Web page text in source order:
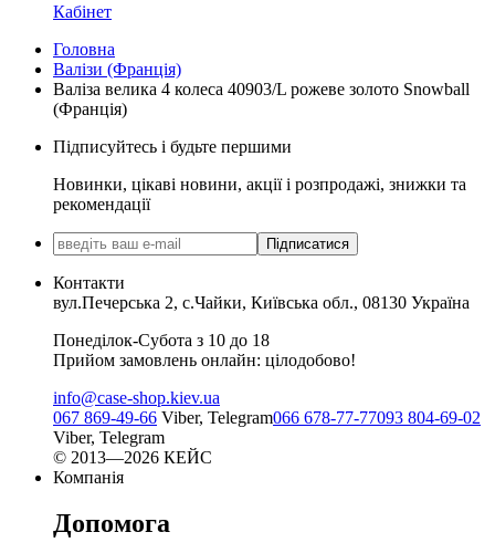
Кабінет
Головна
Валізи (Франція)
Валіза велика 4 колеса 40903/L рожеве золото Snowball
(Франція)
Підписуйтесь і будьте першими
Новинки, цікаві новини, акції і розпродажі, знижки та
рекомендації
Підписатися
Контакти
вул.Печерська 2, с.Чайки, Київська обл., 08130 Україна
Понеділок-Субота з 10 до 18
Прийом замовлень онлайн: цілодобово!
info@case-shop.kiev.ua
067 869-49-66 Viber, Telegram066 678-77-77093 804-69-02
Viber, Telegram
© 2013—2026 КЕЙС
Компанія
Допомога